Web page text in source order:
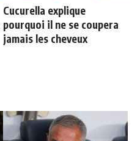
Cucurella explique
pourquoi il ne se coupera
jamais les cheveux